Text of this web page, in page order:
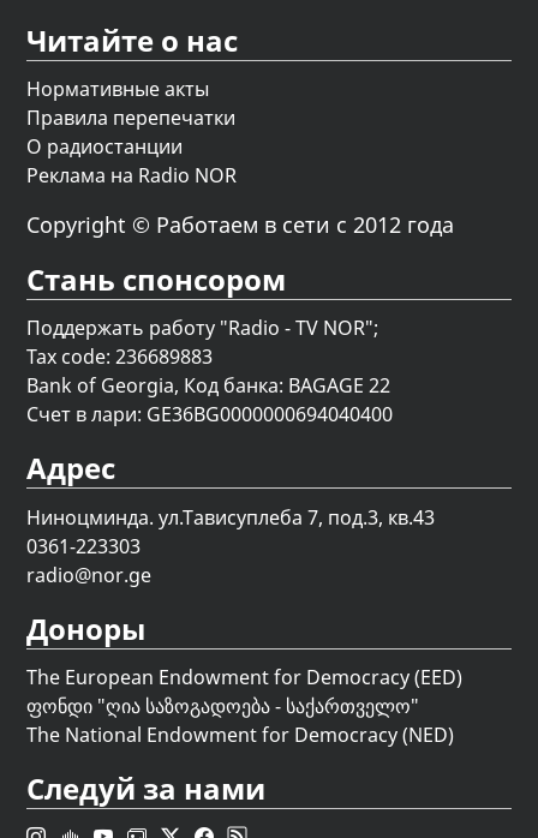
Читайте о нас
Нормативные акты
Правила перепечатки
О радиостанции
Реклама на Radio NOR
Copyright © Работаем в сети с 2012 года
Стань спонсором
Поддержать работу "Radio - TV NOR";
Tax code: 236689883
Bank of Georgia, Код банка: BAGAGE 22
Счет в лари: GE36BG0000000694040400
Адрес
Ниноцминда. ул.Тависуплеба 7, под.3, кв.43
0361-223303
radio@nor.ge
Доноры
The European Endowment for Democracy (EED)
ფონდი "ღია საზოგადოება - საქართველო"
The National Endowment for Democracy (NED)
Следуй за нами